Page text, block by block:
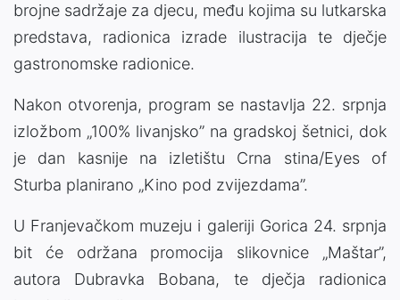
brojne sadržaje za djecu, među kojima su lutkarska
predstava, radionica izrade ilustracija te dječje
gastronomske radionice.
Nakon otvorenja, program se nastavlja 22. srpnja
izložbom „100% livanjsko” na gradskoj šetnici, dok
je dan kasnije na izletištu Crna stina/Eyes of
Sturba planirano „Kino pod zvijezdama”.
U Franjevačkom muzeju i galeriji Gorica 24. srpnja
bit će održana promocija slikovnice „Maštar”,
autora Dubravka Bobana, te dječja radionica